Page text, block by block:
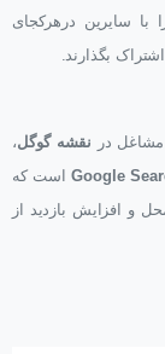
با سایرین درهرکجای
بگذارند.
در نقشه گوگل،
Googleاست که
شدن بیشتر عکسهای 360 درجه محل و افزایش بازدید از